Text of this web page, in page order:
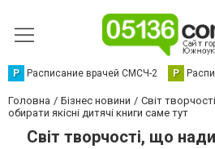
Р Расписание врачей СМСЧ-2 Р
Головна Бізнес новини
Світ
обирати якісні дитячі книги саме тут
Світ творчості, що